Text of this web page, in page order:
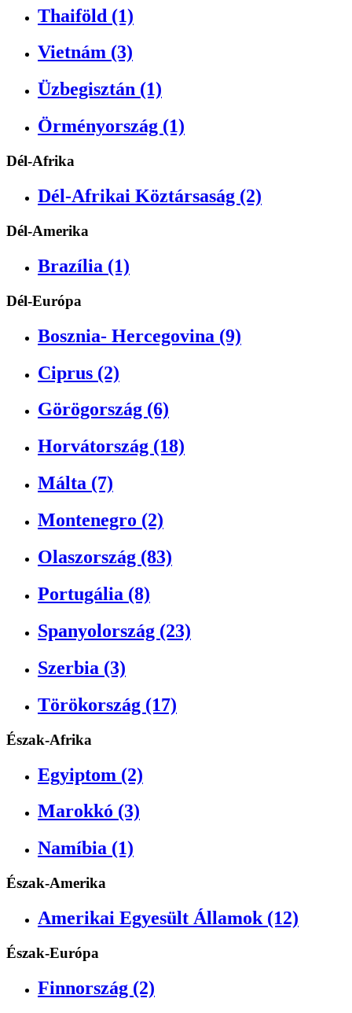
Thaiföld (1)
Vietnám (3)
Üzbegisztán (1)
Örményország (1)
Dél-Afrika
Dél-Afrikai Köztársaság (2)
Dél-Amerika
Brazília (1)
Dél-Európa
Bosznia- Hercegovina (9)
Ciprus (2)
Görögország (6)
Horvátország (18)
Málta (7)
Montenegro (2)
Olaszország (83)
Portugália (8)
Spanyolország (23)
Szerbia (3)
Törökország (17)
Észak-Afrika
Egyiptom (2)
Marokkó (3)
Namíbia (1)
Észak-Amerika
Amerikai Egyesült Államok (12)
Észak-Európa
Finnország (2)